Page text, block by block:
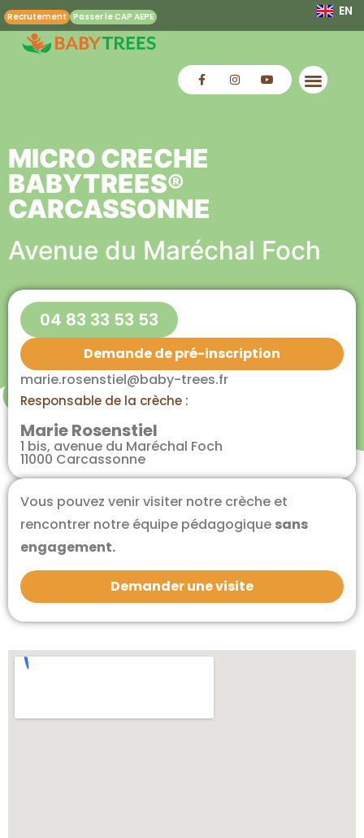
Recrutement Passer le CAP AEPE EN
MICRO CRECHE
BABYTREES®
CARCASSONNE
Avenue du Maréchal Foch
04 83 33 53 53
Demande de pré-inscription
marie.rosenstiel@baby-trees.fr
Responsable de la crèche :
Marie Rosenstiel
1 bis, avenue du Maréchal Foch
11000 Carcassonne
Vous pouvez venir visiter notre crèche et
rencontrer notre équipe pédagogique sans
engagement.
Demander une visite